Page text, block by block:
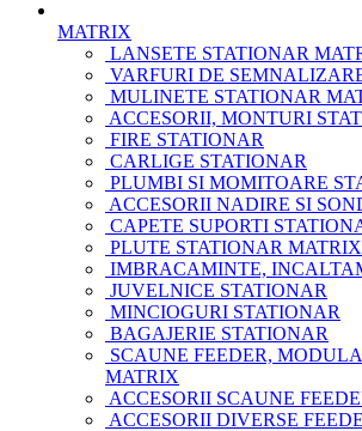
MATRIX
LANSETE STATIONAR
VARFURI DE
MULINETE STATIONAR
ACCESORII, MONTURI
FIRE STATIONAR
CARLIGE STATIONAR
PLUMBI SI MOMITOARE
ACCESORII NADIRE SI
CAPETE SUPORTI
PLUTE STATIONAR MATRIX
IMBRACAMINTE,
JUVELNICE STATIONAR
MINCIOGURI STATIONAR
BAGAJERIE STATIONAR
SCAUNE FEEDER,
MATRIX
ACCESORII SCAUNE
ACCESORII DIVERSE